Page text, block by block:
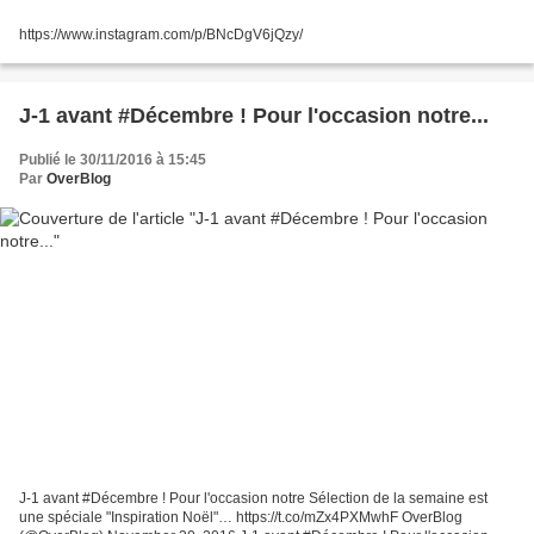
https://www.instagram.com/p/BNcDgV6jQzy/
J-1 avant #Décembre ! Pour l'occasion notre...
Publié le 30/11/2016 à 15:45
Par OverBlog
J-1 avant #Décembre ! Pour l'occasion notre Sélection de la semaine est
une spéciale "Inspiration Noël"… https://t.co/mZx4PXMwhF OverBlog